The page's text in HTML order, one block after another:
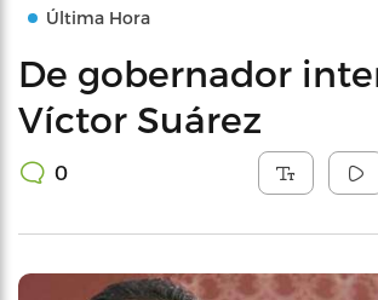
Última Hora
De gobernador
Víctor Suárez
0